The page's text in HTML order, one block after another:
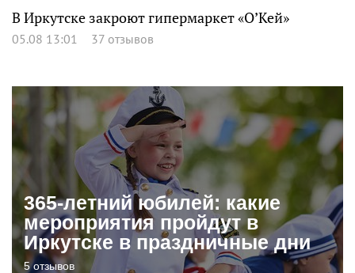
В Иркутске закроют гипермаркет «О’Кей»
05.08 13:01 37 отзывов
365-летний юбилей: какие
мероприятия пройдут в
Иркутске в праздничные дни
5 отзывов